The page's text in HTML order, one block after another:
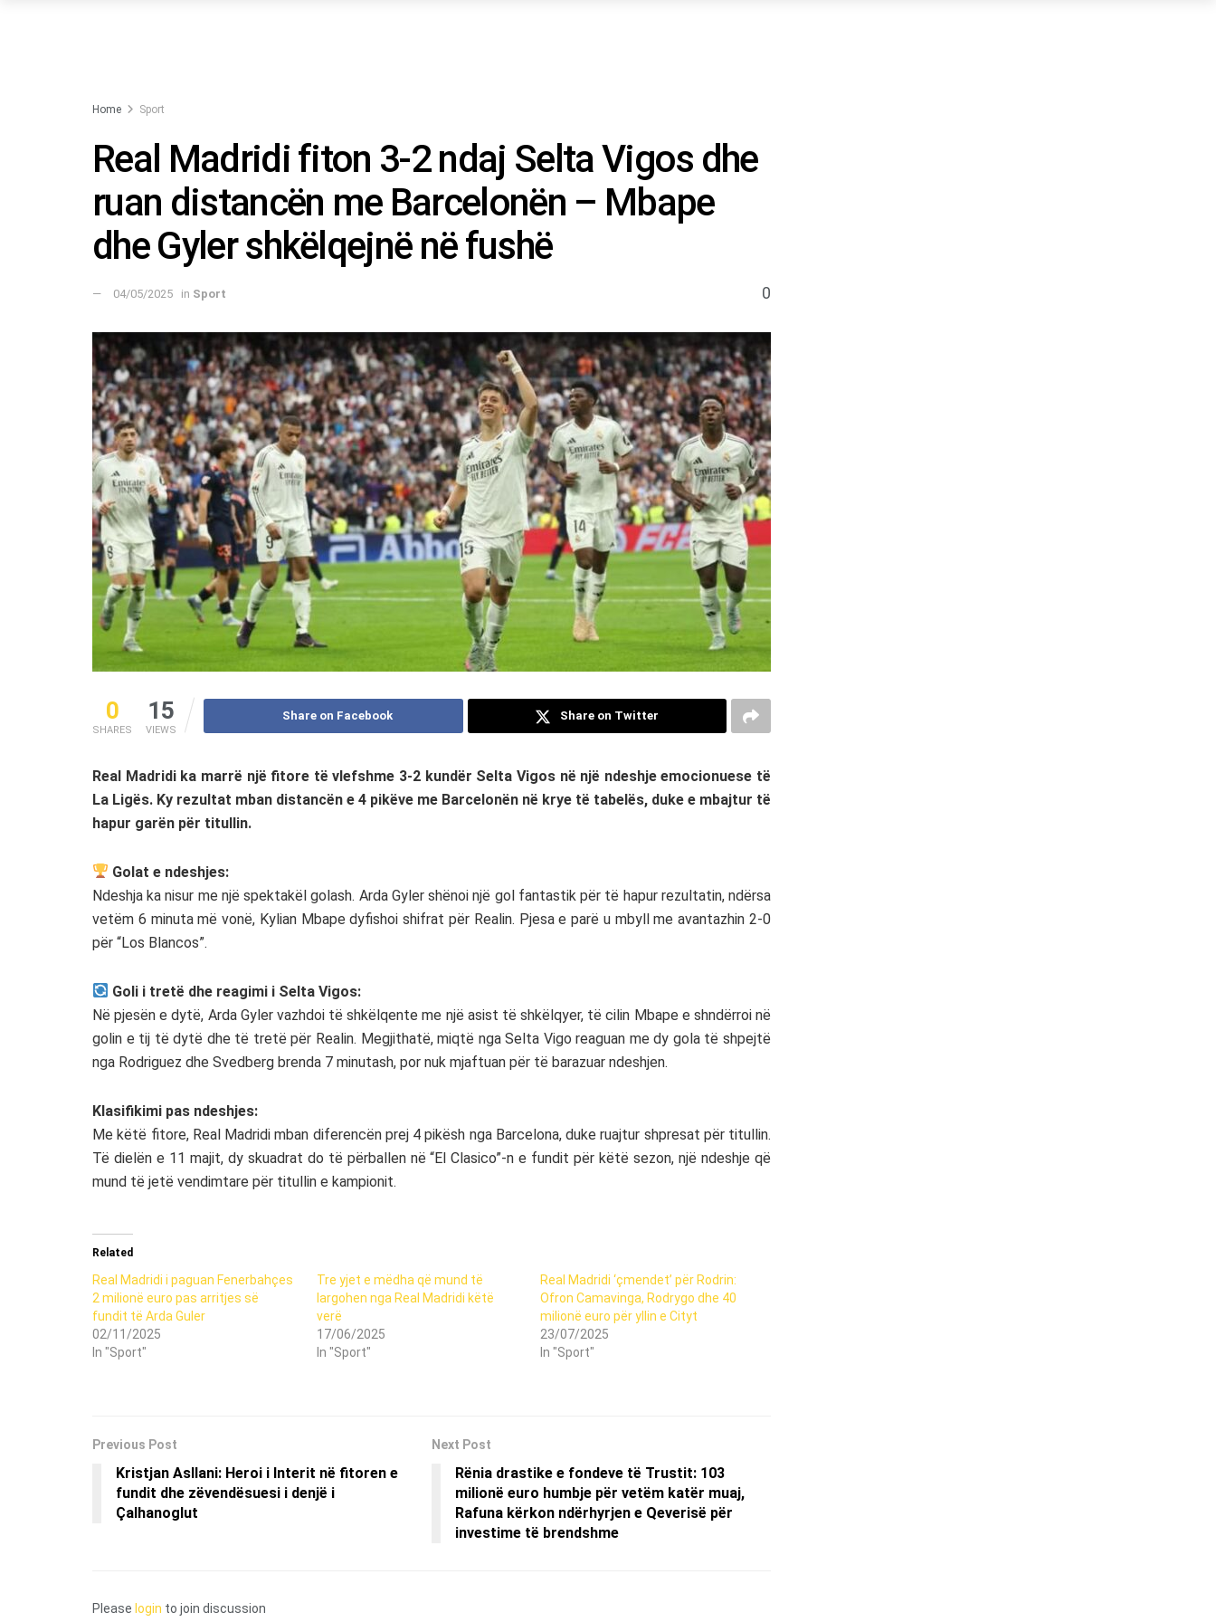
Home Sport
Real Madridi fiton 3-2 ndaj Selta Vigos dhe
ruan distancën me Barcelonën – Mbape
dhe Gyler shkëlqejnë në fushë
04/05/2025 in Sport 0
0
SHARES
15
VIEWS
Share on Facebook Share on Twitter
Real Madridi ka marrë një fitore të vlefshme 3-2 kundër Selta Vigos në një ndeshje emocionuese të
La Ligës. Ky rezultat mban distancën e 4 pikëve me Barcelonën në krye të tabelës, duke e mbajtur të
hapur garën për titullin.
Golat e ndeshjes:
Ndeshja ka nisur me një spektakël golash. Arda Gyler shënoi një gol fantastik për të hapur rezultatin, ndërsa
vetëm 6 minuta më vonë, Kylian Mbape dyfishoi shifrat për Realin. Pjesa e parë u mbyll me avantazhin 2-0
për “Los Blancos”.
Goli i tretë dhe reagimi i Selta Vigos:
Në pjesën e dytë, Arda Gyler vazhdoi të shkëlqente me një asist të shkëlqyer, të cilin Mbape e shndërroi në
golin e tij të dytë dhe të tretë për Realin. Megjithatë, miqtë nga Selta Vigo reaguan me dy gola të shpejtë
nga Rodriguez dhe Svedberg brenda 7 minutash, por nuk mjaftuan për të barazuar ndeshjen.
Klasifikimi pas ndeshjes:
Me këtë fitore, Real Madridi mban diferencën prej 4 pikësh nga Barcelona, duke ruajtur shpresat për titullin.
Të dielën e 11 majit, dy skuadrat do të përballen në “El Clasico”-n e fundit për këtë sezon, një ndeshje që
mund të jetë vendimtare për titullin e kampionit.
Related
Real Madridi i paguan Fenerbahçes
2 milionë euro pas arritjes së
fundit të Arda Guler
02/11/2025
In "Sport"
Tre yjet e mëdha që mund të
largohen nga Real Madridi këtë
verë
17/06/2025
In "Sport"
Real Madridi ‘çmendet’ për Rodrin:
Ofron Camavinga, Rodrygo dhe 40
milionë euro për yllin e Cityt
23/07/2025
In "Sport"
Previous Post
Kristjan Asllani: Heroi i Interit në fitoren e
fundit dhe zëvendësuesi i denjë i
Çalhanoglut
Next Post
Rënia drastike e fondeve të Trustit: 103
milionë euro humbje për vetëm katër muaj,
Rafuna kërkon ndërhyrjen e Qeverisë për
investime të brendshme
Please login to join discussion